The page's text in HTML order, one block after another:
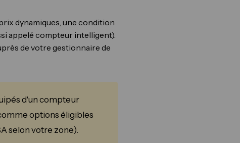
dynamiques, une condition
appelé compteur intelligent).
de votre gestionnaire de
d'un compteur
options éligibles
selon votre zone).